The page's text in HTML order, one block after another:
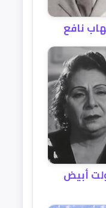
نافع
أبيض